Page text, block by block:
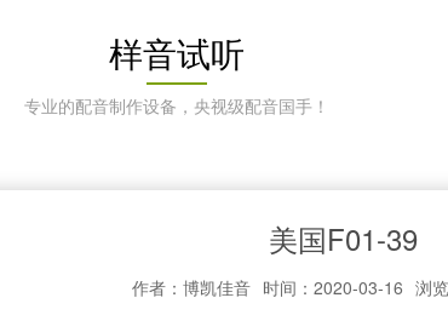
样音试听
专业的配音制作设备，央视级配音国手！
美国F01-39
作者：博凯佳音 时间：2020-03-16 浏